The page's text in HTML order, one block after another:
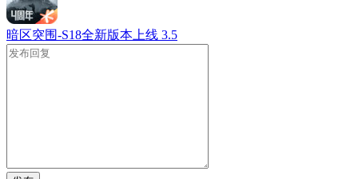
暗区突围-S18全新版本上线 3.5